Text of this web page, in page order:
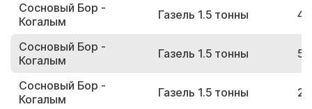
Сосновый Бор -
Когалым
Газель 1.5 тонны
Сосновый Бор -
Когалым
Газель 1.5 тонны
Сосновый Бор -
Когалым
Газель 1.5 тонны